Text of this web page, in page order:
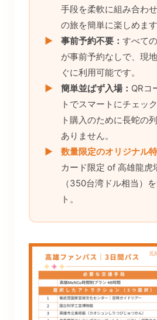
手段を柔軟に組み合わ
の旅を簡単に楽しめます
▶
事前予約不要： すべて
が事前予約なしで、現
ぐに利用可能です。
▶
簡単並ばず入場： QRコ
トでスマートにチェッ
ト購入のために長蛇の
ありません。
▶
数量限定のオリジナル特
カード限定 of 高雄龍虎
（350台湾ドル相当）
ト。